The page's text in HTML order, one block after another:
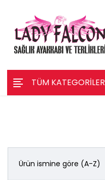
TÜM KATEGORİLER
Ürün ismine göre (A-Z)